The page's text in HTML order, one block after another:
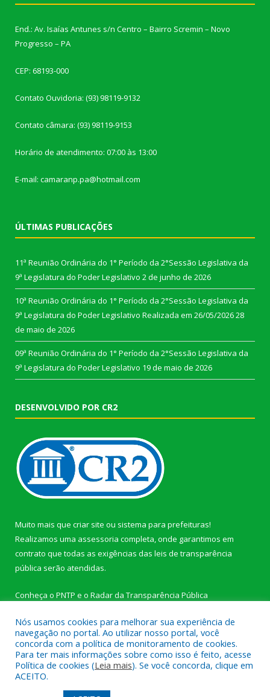
End.: Av. Isaías Antunes s/n Centro – Bairro Scremin – Novo
Progresso – PA
CEP: 68193-000
Contato Ouvidoria: (93) 98119-9132
Contato câmara: (93) 98119-9153
Horário de atendimento: 07:00 às 13:00
E-mail: camaranp.pa@hotmail.com
ÚLTIMAS PUBLICAÇÕES
11ª Reunião Ordinária do 1° Período da 2°Sessão Legislativa da
9ª Legislatura do Poder Legislativo 2 de junho de 2026
10ª Reunião Ordinária do 1° Período da 2°Sessão Legislativa da
9ª Legislatura do Poder Legislativo Realizada em 26/05/202628
de maio de 2026
09ª Reunião Ordinária do 1° Período da 2°Sessão Legislativa da
9ª Legislatura do Poder Legislativo 19 de maio de 2026
DESENVOLVIDO POR CR2
Muito mais que criar site ou sistema para prefeituras!
Realizamos uma assessoria completa, onde garantimos em
contrato que todas as exigências das leis de transparência
pública serão atendidas.
Conheça o PNTP e o Radar da Transparência Pública
Todos os direitos reservados a Câmara Municipal de Novo
Progresso.
Nós usamos cookies para melhorar sua experiência de
navegação no portal. Ao utilizar nosso portal, você
concorda com a política de monitoramento de cookies.
Para ter mais informações sobre como isso é feito, acesse
Política de cookies (Leia mais). Se você concorda, clique em
ACEITO.